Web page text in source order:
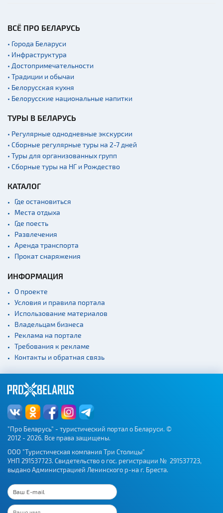
ВСЁ ПРО БЕЛАРУСЬ
• Города Беларуси
• Инфраструктура
• Достопримечательности
• Традиции и обычаи
• Белорусская кухня
• Белорусские национальные напитки
ТУРЫ В БЕЛАРУСЬ
• Регулярные однодневные экскурсии
• Сборные регулярные туры на 2-7 дней
• Туры для организованных групп
• Сборные туры на НГ и Рождество
КАТАЛОГ
Где остановиться
Места отдыха
Где поесть
Развлечения
Аренда транспорта
Прокат снаряжения
ИНФОРМАЦИЯ
О проекте
Условия и правила портала
Использование материалов
Владельцам бизнеса
Реклама на портале
Требования к рекламе
Контакты и обратная связь
"Про Беларусь" - туристический портал о Беларуси. ©
2012 - 2026. Все права защищены.
ООО "Туристическая компания Три Столицы"
УНП 291537723. Свидетельство о гос. регистрации № 291537723,
выдано Администрацией Ленинского р-на г. Бреста.